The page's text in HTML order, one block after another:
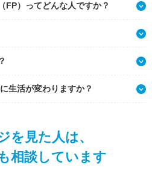
FP）ってどんな人ですか？
生活が変わりますか？
を見た人は、
相談しています